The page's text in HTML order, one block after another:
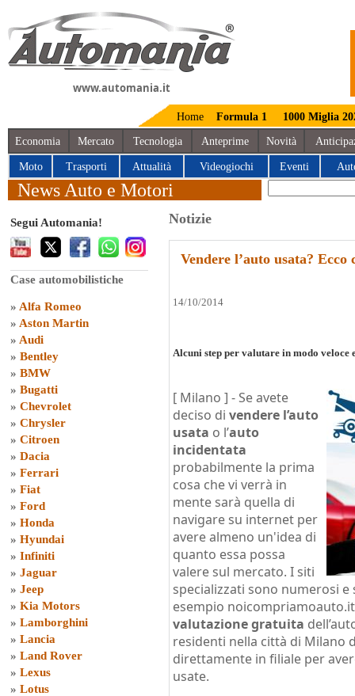
www.automania.it
Home Formula 1 1000 Miglia
Economia Mercato Tecnologia Anteprime Novità
Moto Trasporti Attualità Videogiochi Eventi
News Auto e Motori
Segui Automania!
Case automobilistiche
» Alfa Romeo
» Aston Martin
» Audi
» Bentley
» BMW
» Bugatti
» Chevrolet
» Chrysler
» Citroen
» Dacia
» Ferrari
» Fiat
» Ford
» Honda
» Hyundai
» Infiniti
» Jaguar
» Jeep
» Kia Motors
» Lamborghini
» Lancia
» Land Rover
» Lexus
» Lotus
Notizie
Vendere l’auto usata? Ecco
14/10/2014
Alcuni step per valutare in modo veloce
[ Milano ] -Se avete
deciso di vendere l’auto
usata o l’auto
incidentata
probabilmente la prima
cosa che vi verrà in
mente sarà quella di
navigare su internet per
avere almeno un'idea di
quanto essa possa
valere sul mercato. I siti
specializzati sono numerosi
esempio
valutazione gratuita
residenti nella città di Milano
direttamente in filiale per
usate.